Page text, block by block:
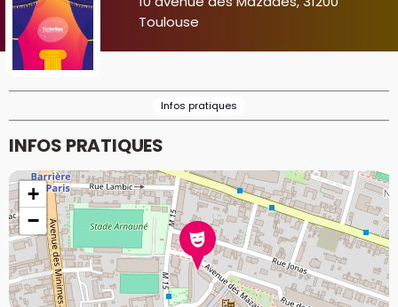
Toulouse
Infos pratiques
INFOS PRATIQUES
+
−